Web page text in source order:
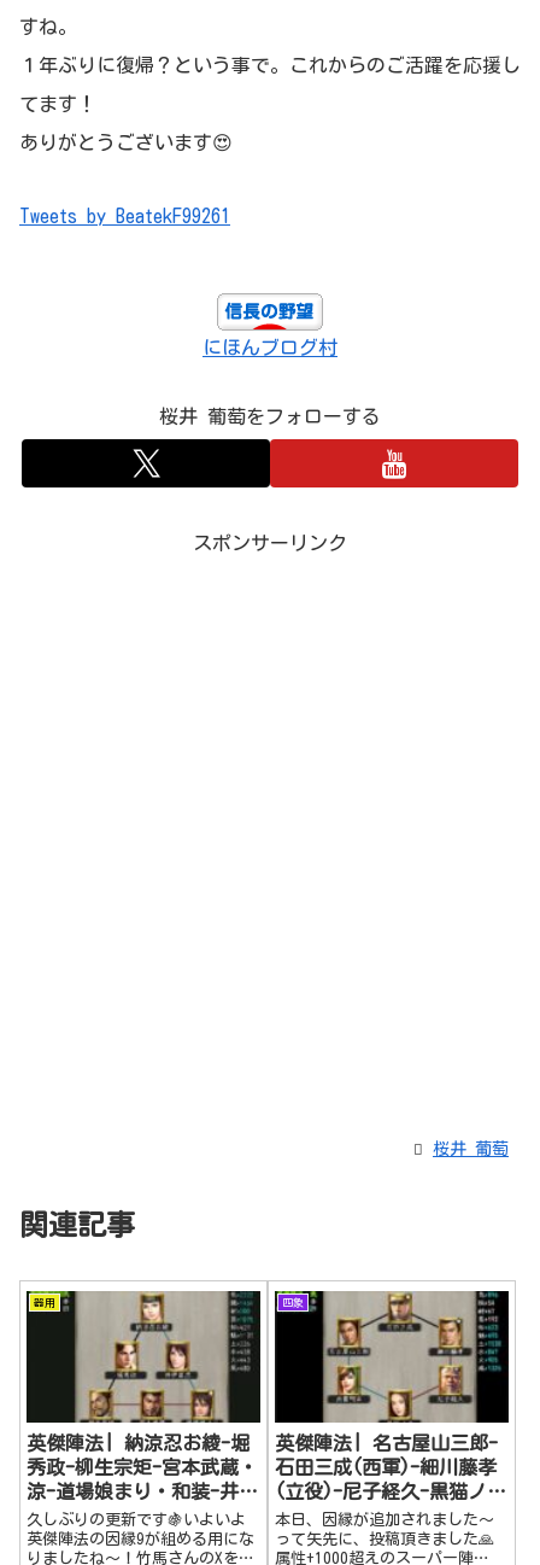
すね。
１年ぶりに復帰？という事で。これからのご活躍を応援し
てます！
ありがとうございます😍
Tweets by BeatekF99261
にほんブログ村
桜井 葡萄をフォローする
スポンサーリンク
桜井 葡萄
関連記事
器用
英傑陣法| 納涼忍お綾-堀
秀政-柳生宗矩-宮本武蔵・
涼-道場娘まり・和装-井伊
直虎
久しぶりの更新です🍇いよいよ
英傑陣法の因縁9が組める用にな
りましたね～！竹馬さんのXを拝
四象
英傑陣法| 名古屋山三郎-
石田三成(西軍)-細川藤孝
(立役)-尼子経久-黒猫ノ
ア-出雲阿国(神将)
本日、因縁が追加されました～
って矢先に、投稿頂きました🙏
属性+1000超えのスーパー陣